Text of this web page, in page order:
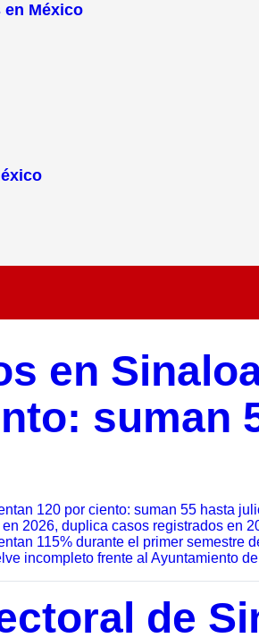
México
en
suman
120 por ciento: suman 55 hasta
2026, duplica casos registrados en
115% durante el primer semestre
incompleto frente al Ayuntamiento
de